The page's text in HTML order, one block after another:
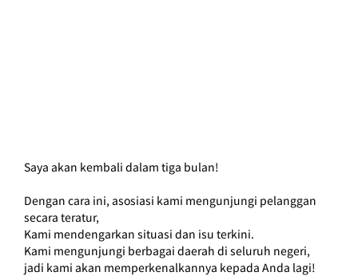
Saya akan kembali dalam tiga bulan!
Dengan cara ini, asosiasi kami mengunjungi pelanggan
secara teratur,
Kami mendengarkan situasi dan isu terkini.
Kami mengunjungi berbagai daerah di seluruh negeri,
jadi kami akan memperkenalkannya kepada Anda lagi!